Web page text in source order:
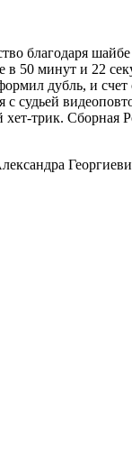
благодаря
в 50 минут и 22
дубль, и счет
судьей
хет-трик. Сборная